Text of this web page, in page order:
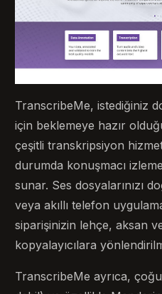
TranscribeMe, istediğiniz
için beklemeye hazır
çeşitli transkripsiyon
durumda konuşmacı
sunar. Ses dosyalarınızı
veya akıllı telefon
siparişinizin lehçe, aksan
kopyalayıcılara
TranscribeMe ayrıca,